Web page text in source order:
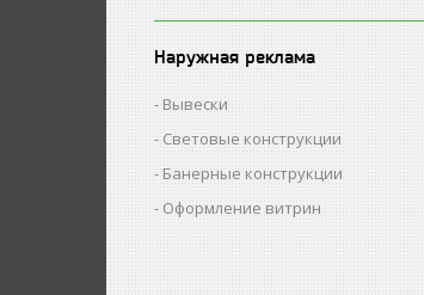
Наружная реклама
Вывески
Световые конструкции
Банерные конструкции
Оформление витрин